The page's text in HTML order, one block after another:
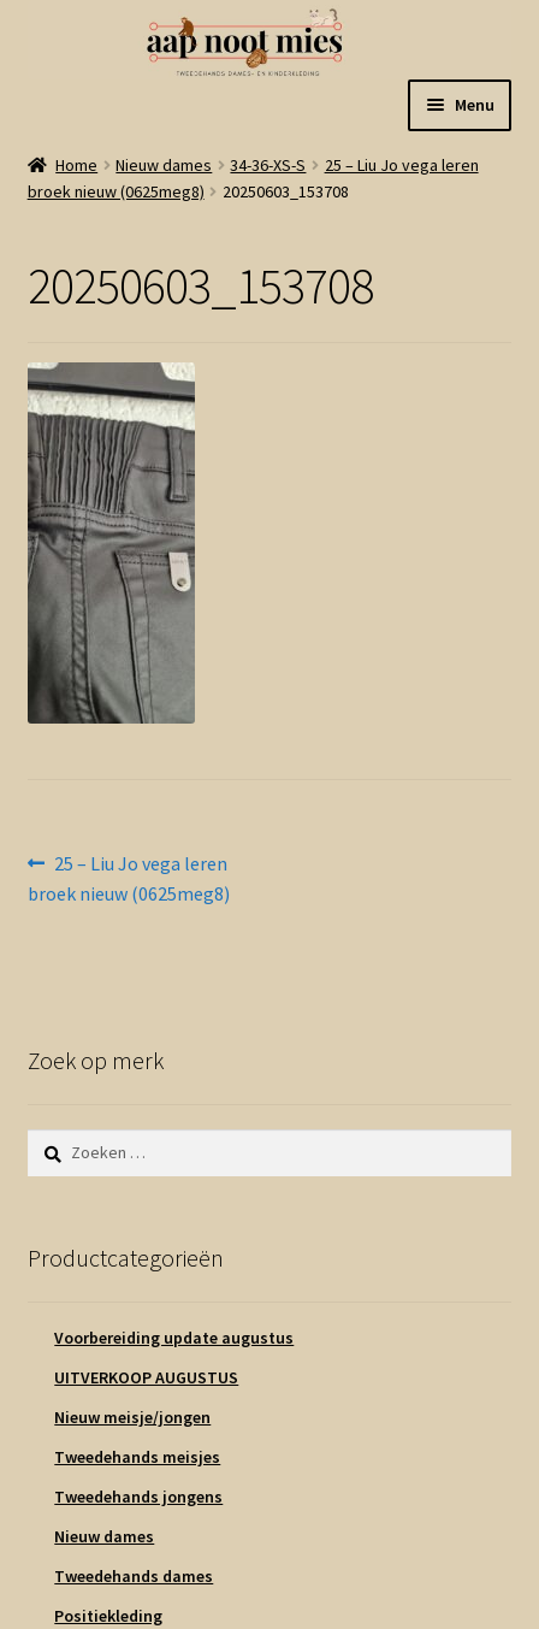
naar
navigatie
de
inhoud
Menu
Welkom
Winkel
Winkelmand
Linkjes
Contact en nieuwsbrief
Home Nieuw dames 34-36-XS-S
25 – Liu Jo vega leren
broek nieuw (0625meg8)
20250603_153708
20250603_153708
Bericht
navigatie
Vorig
bericht:
25 – Liu Jo vega leren
broek nieuw (0625meg8)
Zoek op merk
Zoeken
naar:
Productcategorieën
Voorbereiding update augustus
UITVERKOOP AUGUSTUS
Nieuw meisje/jongen
Tweedehands meisjes
Tweedehands jongens
Nieuw dames
Tweedehands dames
Positiekleding